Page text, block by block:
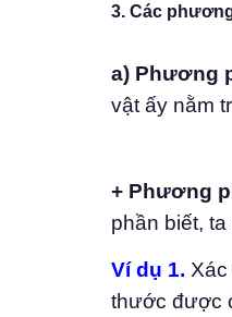
3. Các
a) Phương
vật ấy nằm
+ Phương
phần biết,
Ví dụ 1.
thước được